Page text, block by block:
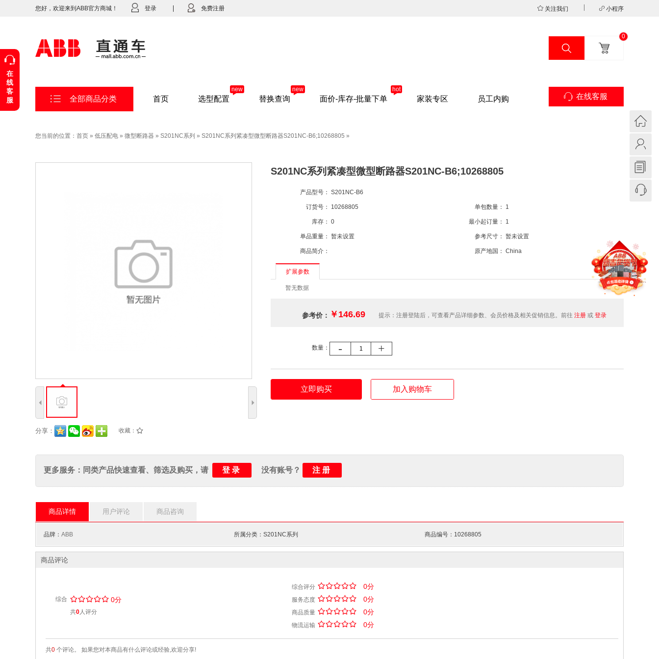
您好，欢迎来到ABB官方商城！ 登录 免费注册 关注我们 小程序
0
全部商品分类 首页 选型配置
new
替换查询
new
面价-库存-批量下单
hot
家装专区 员工内购 在线客服
您当前的位置： 首页 » 低压配电 » 微型断路器 » S201NC系列 » S201NC系列紧凑型微型断路器S201NC-B6;10268805 »
4 5
分享： 收藏： /
S201NC系列紧凑型微型断路器S201NC-B6;10268805
产品型号： S201NC-B6
订货号： 10268805 单包数量： 1
库存： 0 最小起订量： 1
单品重量： 暂未设置 参考尺寸： 暂未设置
商品简介： 原产地国： China
扩展参数
暂无数据
参考价： ￥146.69 提示：注册登陆后，可查看产品详细参数、会员价格及相关促销信息。前往 注册 或 登录
数量： - +
立即购买 加入购物车
更多服务：同类产品快速查看、筛选及购买，请 登录 没有账号？ 注册
商品详情 用户评论 商品咨询
品牌： ABB 所属分类：S201NC系列 商品编号：10268805
商品评论
综合 /////
..... 0分
共0人评分
综合评分 /////
..... 0分
服务态度 /////
..... 0分
商品质量 /////
..... 0分
物流运输 /////
..... 0分
共0 个评论。 如果您对本商品有什么评论或经验,欢迎分享!
在
线
客
服